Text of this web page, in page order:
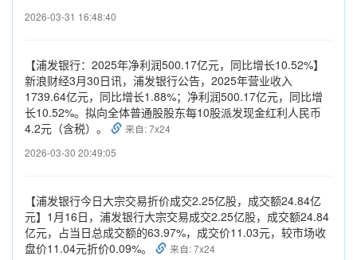
2026-03-31 16:48:40
【浦发银行：2025年净利润500.17亿元，同比增长10.52%】
新浪财经3月30日讯，浦发银行公告，2025年营业收入
1739.64亿元，同比增长1.88%；净利润500.17亿元，同比增
长10.52%。拟向全体普通股股东每10股派发现金红利人民币
4.2元（含税）。
来自: 7x24
2026-03-30 20:49:05
【浦发银行今日大宗交易折价成交2.25亿股，成交额24.84亿
元】1月16日，浦发银行大宗交易成交2.25亿股，成交额24.84
亿元，占当日总成交额的63.97%，成交价11.03元，较市场收
盘价11.04元折价0.09%。
来自: 7x24